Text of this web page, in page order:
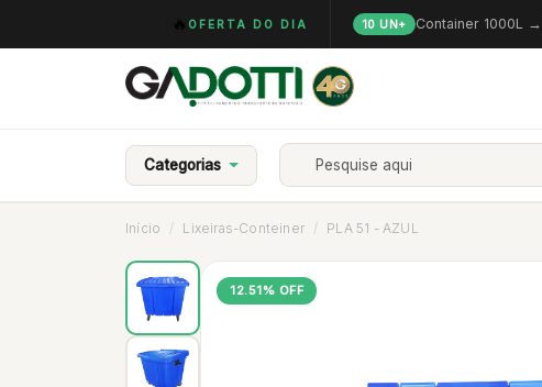
🔥 OFERTA DO DIA 10 UN+ Container 1000L →
Categorias
Início Lixeiras-Conteiner PLA 51 - AZUL
12.51% OFF